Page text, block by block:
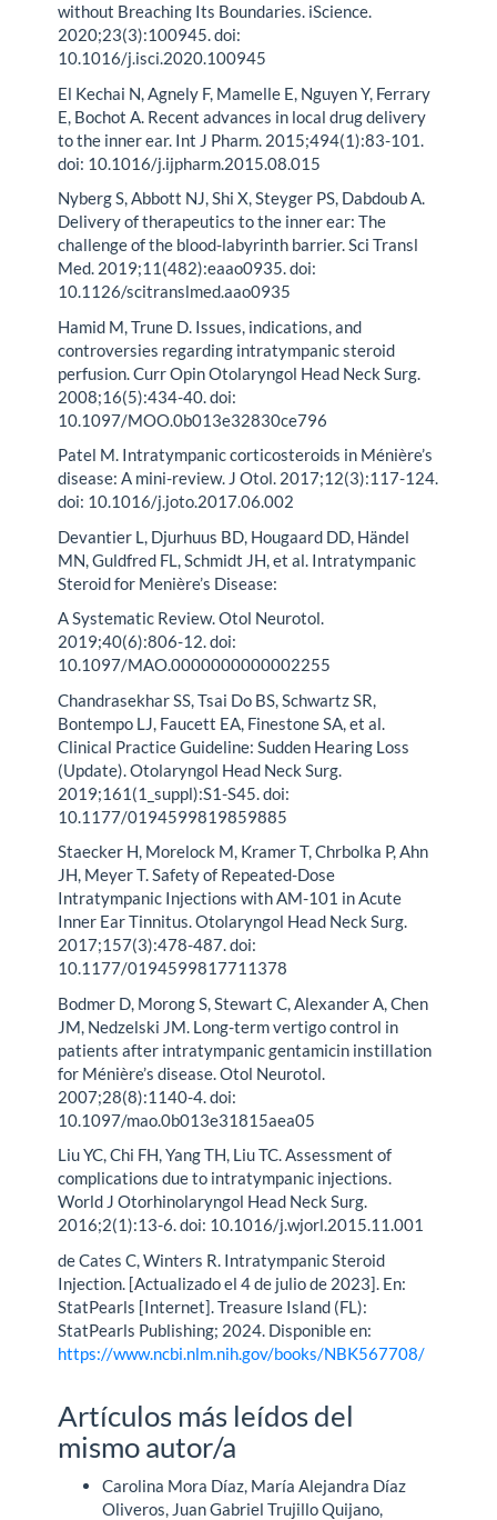
without Breaching Its Boundaries. iScience.
2020;23(3):100945. doi:
10.1016/j.isci.2020.100945
El Kechai N, Agnely F, Mamelle E, Nguyen Y, Ferrary
E, Bochot A. Recent advances in local drug delivery
to the inner ear. Int J Pharm. 2015;494(1):83-101.
doi: 10.1016/j.ijpharm.2015.08.015
Nyberg S, Abbott NJ, Shi X, Steyger PS, Dabdoub A.
Delivery of therapeutics to the inner ear: The
challenge of the blood-labyrinth barrier. Sci Transl
Med. 2019;11(482):eaao0935. doi:
10.1126/scitranslmed.aao0935
Hamid M, Trune D. Issues, indications, and
controversies regarding intratympanic steroid
perfusion. Curr Opin Otolaryngol Head Neck Surg.
2008;16(5):434-40. doi:
10.1097/MOO.0b013e32830ce796
Patel M. Intratympanic corticosteroids in Ménière’s
disease: A mini-review. J Otol. 2017;12(3):117-124.
doi: 10.1016/j.joto.2017.06.002
Devantier L, Djurhuus BD, Hougaard DD, Händel
MN, Guldfred FL, Schmidt JH, et al. Intratympanic
Steroid for Menière’s Disease:
A Systematic Review. Otol Neurotol.
2019;40(6):806-12. doi:
10.1097/MAO.0000000000002255
Chandrasekhar SS, Tsai Do BS, Schwartz SR,
Bontempo LJ, Faucett EA, Finestone SA, et al.
Clinical Practice Guideline: Sudden Hearing Loss
(Update). Otolaryngol Head Neck Surg.
2019;161(1_suppl):S1-S45. doi:
10.1177/0194599819859885
Staecker H, Morelock M, Kramer T, Chrbolka P, Ahn
JH, Meyer T. Safety of Repeated-Dose
Intratympanic Injections with AM-101 in Acute
Inner Ear Tinnitus. Otolaryngol Head Neck Surg.
2017;157(3):478-487. doi:
10.1177/0194599817711378
Bodmer D, Morong S, Stewart C, Alexander A, Chen
JM, Nedzelski JM. Long-term vertigo control in
patients after intratympanic gentamicin instillation
for Ménière’s disease. Otol Neurotol.
2007;28(8):1140-4. doi:
10.1097/mao.0b013e31815aea05
Liu YC, Chi FH, Yang TH, Liu TC. Assessment of
complications due to intratympanic injections.
World J Otorhinolaryngol Head Neck Surg.
2016;2(1):13-6. doi: 10.1016/j.wjorl.2015.11.001
de Cates C, Winters R. Intratympanic Steroid
Injection. [Actualizado el 4 de julio de 2023]. En:
StatPearls [Internet]. Treasure Island (FL):
StatPearls Publishing; 2024. Disponible en:
https://www.ncbi.nlm.nih.gov/books/NBK567708/
Artículos más leídos del
mismo autor/a
Carolina Mora Díaz, María Alejandra Díaz
Oliveros, Juan Gabriel Trujillo Quijano,